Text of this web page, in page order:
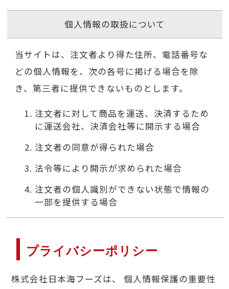
個人情報の取扱について
当サイトは、注文者より得た住所、電話番号な
どの個人情報を、次の各号に掲げる場合を除
き、第三者に提供できないものとします。
注文者に対して商品を運送、決済するため
に運送会社、決済会社等に開示する場合
注文者の同意が得られた場合
法令等により開示が求められた場合
注文者の個人識別ができない状態で情報の
一部を提供する場合
プライバシーポリシー
株式会社日本海フーズは、 個人情報保護の重要性